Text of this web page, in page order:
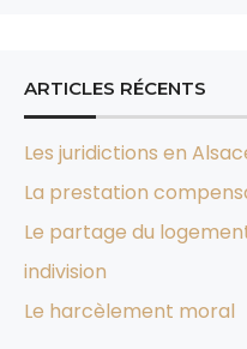
ARTICLES RÉCENTS
Les juridictions en
La prestation
Le partage du
indivision
Le harcèlement moral